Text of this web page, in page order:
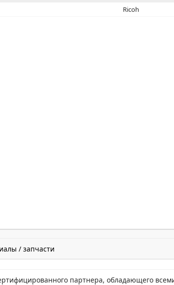
Ricoh
/ запчасти
партнера, обладающего